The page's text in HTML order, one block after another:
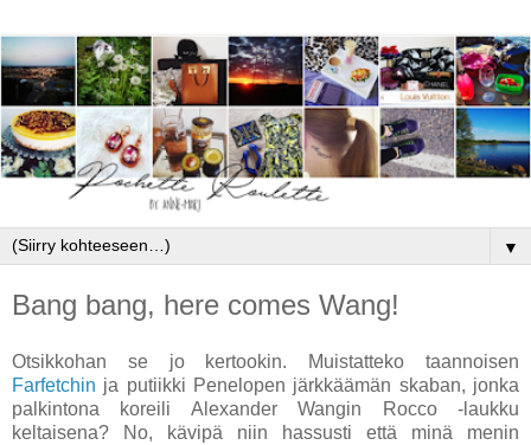
▼
Bang bang, here comes Wang!
Otsikkohan se jo kertookin. Muistatteko taannoisen
Farfetchin ja putiikki Penelopen järkkäämän skaban, jonka
palkintona koreili Alexander Wangin Rocco -laukku
keltaisena? No, kävipä niin hassusti että minä menin